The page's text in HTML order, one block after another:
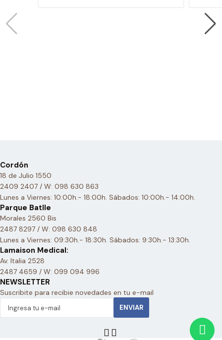
Cordón
18 de Julio 1550
2409 2407 / W: 098 630 863
Lunes a Viernes: 10:00h.- 18:00h. Sábados: 10:00h.- 14:00h.
Parque Batlle
Morales 2560 Bis
2487 8297 / W: 098 630 848
Lunes a Viernes: 09:30h.- 18:30h. Sábados: 9:30h.- 13:30h.
Lamaison Medical:
Av. Italia 2528
2487 4659 / W: 099 094 996
NEWSLETTER
Suscribite para recibie novedades en tu e-mail
ENVIAR